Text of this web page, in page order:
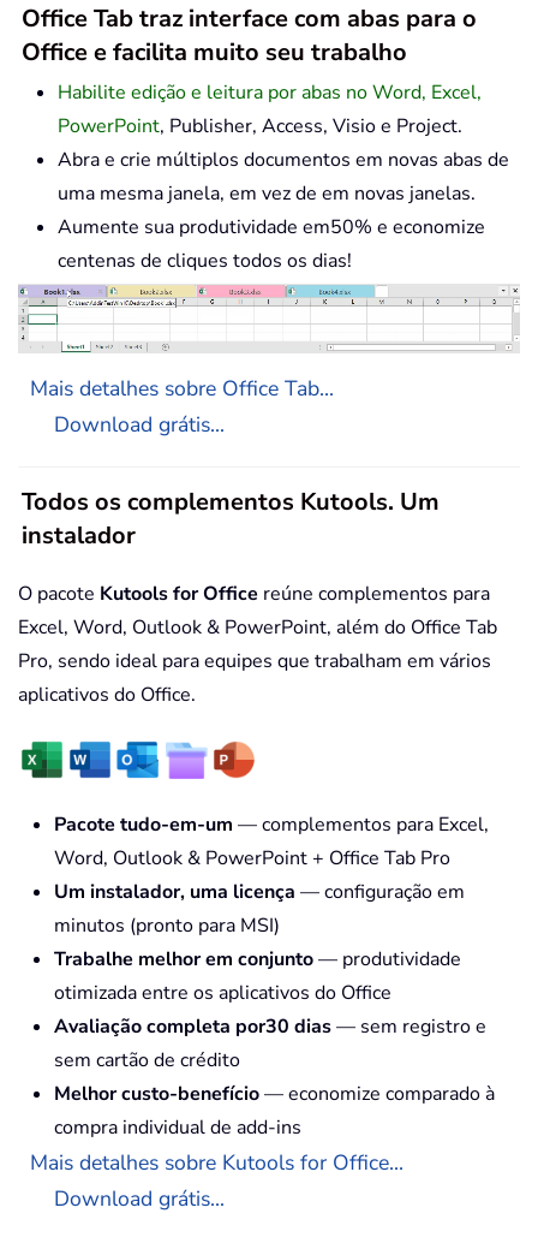
Office Tab traz interface com abas para o
Office e facilita muito seu trabalho
Habilite edição e leitura por abas no Word, Excel,
PowerPoint, Publisher, Access, Visio e Project.
Abra e crie múltiplos documentos em novas abas de
uma mesma janela, em vez de em novas janelas.
Aumente sua produtividade em50% e economize
centenas de cliques todos os dias!
Mais detalhes sobre Office Tab...
Download grátis...
Todos os complementos Kutools. Um
instalador
O pacote Kutools for Office reúne complementos para
Excel, Word, Outlook & PowerPoint, além do Office Tab
Pro, sendo ideal para equipes que trabalham em vários
aplicativos do Office.
Pacote tudo-em-um — complementos para Excel,
Word, Outlook & PowerPoint + Office Tab Pro
Um instalador, uma licença — configuração em
minutos (pronto para MSI)
Trabalhe melhor em conjunto— produtividade
otimizada entre os aplicativos do Office
Avaliação completa por30 dias— sem registro e
sem cartão de crédito
Melhor custo-benefício— economize comparado à
compra individual de add-ins
Mais detalhes sobre Kutools for Office...
Download grátis...